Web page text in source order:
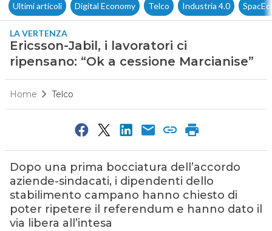
Ultimi articoli Digital Economy Telco Industria 4.0
LA VERTENZA
Ericsson-Jabil, i lavoratori ci
ripensano: “Ok a cessione Marcianise”
Home Telco
Dopo una prima bocciatura dell’accordo
aziende-sindacati, i dipendenti dello
stabilimento campano hanno chiesto di
poter ripetere il referendum e hanno dato il
via libera all’intesa